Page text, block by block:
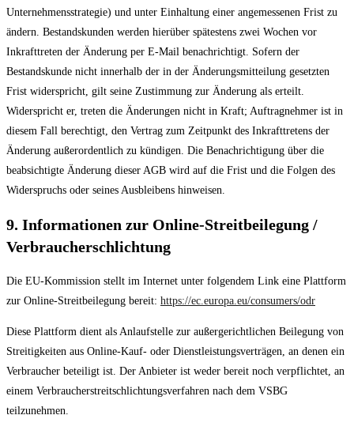
Unternehmensstrategie) und unter Einhaltung einer angemessenen Frist zu
ändern. Bestandskunden werden hierüber spätestens zwei Wochen vor
Inkrafttreten der Änderung per E-Mail benachrichtigt. Sofern der
Bestandskunde nicht innerhalb der in der Änderungsmitteilung gesetzten
Frist widerspricht, gilt seine Zustimmung zur Änderung als erteilt.
Widerspricht er, treten die Änderungen nicht in Kraft; Auftragnehmer ist in
diesem Fall berechtigt, den Vertrag zum Zeitpunkt des Inkrafttretens der
Änderung außerordentlich zu kündigen. Die Benachrichtigung über die
beabsichtigte Änderung dieser AGB wird auf die Frist und die Folgen des
Widerspruchs oder seines Ausbleibens hinweisen.
9. Informationen zur Online-Streitbeilegung /
Verbraucherschlichtung
Die EU-Kommission stellt im Internet unter folgendem Link eine Plattform
zur Online-Streitbeilegung bereit: https://ec.europa.eu/consumers/odr
Diese Plattform dient als Anlaufstelle zur außergerichtlichen Beilegung von
Streitigkeiten aus Online-Kauf- oder Dienstleistungsverträgen, an denen ein
Verbraucher beteiligt ist. Der Anbieter ist weder bereit noch verpflichtet, an
einem Verbraucherstreitschlichtungsverfahren nach dem VSBG
teilzunehmen.